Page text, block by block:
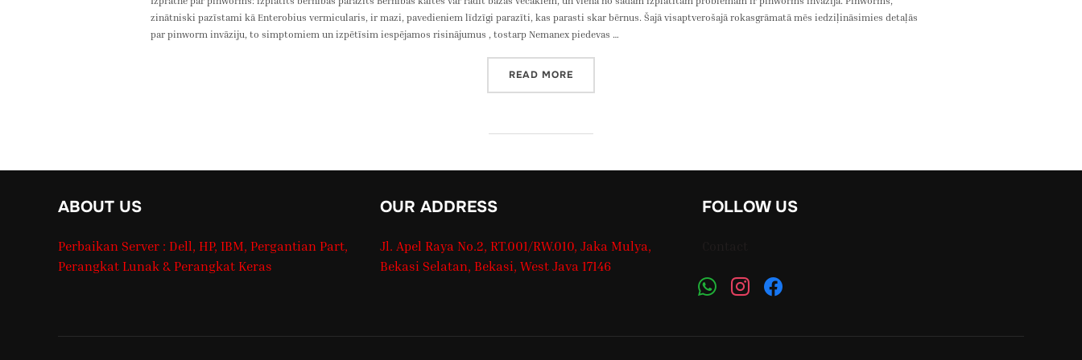
zinātniski pazīstami kā Enterobius vermicularis, ir mazi, pavedieniem līdzīgi parazīti, kas parasti skar bērnus. Šajā visaptverošajā rokasgrāmatā mēs iedziļināsimies detaļās
par pinworm invāziju, to simptomiem un izpētīsim iespējamos risinājumus , tostarp Nemanex piedevas …
READ MORE
ABOUT US
Perbaikan Server : Dell, HP, IBM, Pergantian Part,
Perangkat Lunak & Perangkat Keras
OUR ADDRESS
Jl. Apel Raya No.2, RT.001/RW.010, Jaka Mulya,
Bekasi Selatan, Bekasi, West Java 17146
FOLLOW US
whatsappinstagramfacebook